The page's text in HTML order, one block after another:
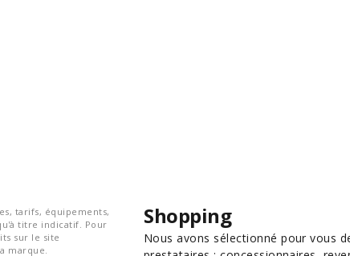
tarifs, équipements,
titre indicatif. Pour
sur le site
marque.
Shopping
Nous avons sélectionné pour vous